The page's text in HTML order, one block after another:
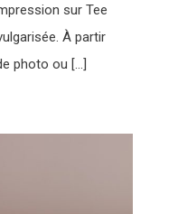
sur Tee
À partir
photo ou […]